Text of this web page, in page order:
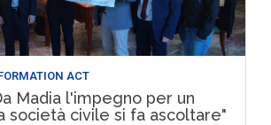
ACT
Madia l'impegno per un
società civile si fa ascoltare"